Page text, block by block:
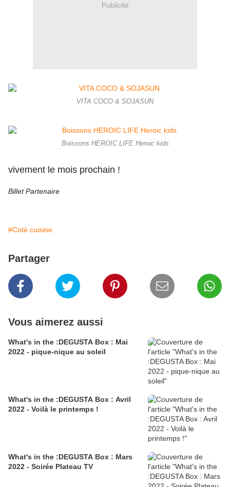
Publicité
VITA COCO & SOJASUN
Boissons HEROIC LIFE Heroic kids
vivement le mois prochain !
BilletPartenaire
#Coté cuisine
Partager
Vous aimerez aussi
What's in the :DEGUSTA Box : Mai
2022 - pique-nique au soleil
What's in the :DEGUSTA Box : Avril
2022 - Voilà le printemps !
What's in the :DEGUSTA Box : Mars
2022 - Soirée Plateau TV